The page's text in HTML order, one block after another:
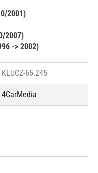
2001)
2007)
-> 2002)
KLUCZ-65.245
4CarMedia